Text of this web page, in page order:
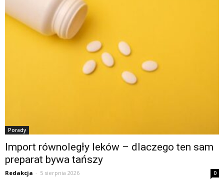
Porady
Import równoległy leków – dlaczego ten sam
preparat bywa tańszy
Redakcja - 5 sierpnia 2026 0